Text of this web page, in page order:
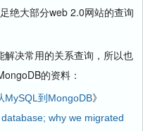
绝大部分web 2.0网站的查询
决常用的关系查询，所以也
的资料：
MySQL到MongoDB》
why we migrated